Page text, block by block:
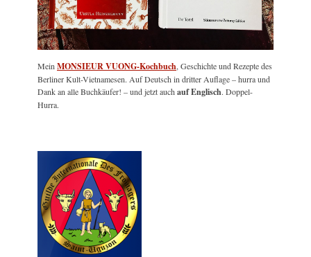
MeinMONSIEUR VUONG-Kochbuch, Geschichte und Rezepte des
Berliner Kult-Vietnamesen. Auf Deutsch in dritter Auflage – hurra und
Dank an alle Buchkäufer! – und jetzt auchauf Englisch. Doppel-
Hurra.